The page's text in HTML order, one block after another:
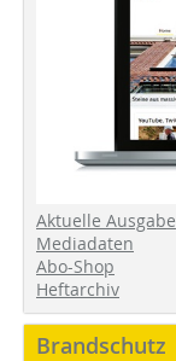
Aktuelle Ausgabe
Mediadaten
Abo-Shop
Heftarchiv
Brandschutz